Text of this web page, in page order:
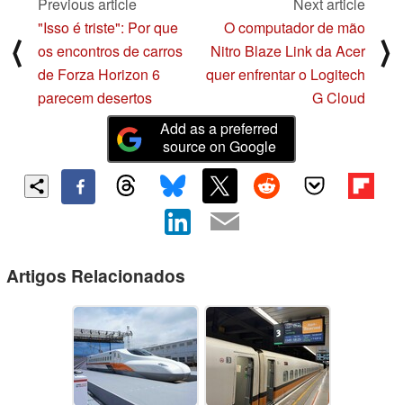
⟨
"Isso é triste": Por que
os encontros de carros
de Forza Horizon 6
parecem desertos
O computador de mão
Nitro Blaze Link da Acer
quer enfrentar o Logitech
G Cloud
⟩
Add as a preferred
source on Google
Artigos Relacionados